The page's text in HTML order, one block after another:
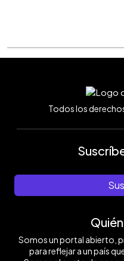
Todos los
Somos un portal abierto,
para reflejar a un país